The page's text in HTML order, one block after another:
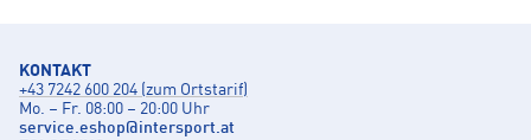
KONTAKT
+43 7242 600 204 (zum Ortstarif)
Mo. – Fr. 08:00 – 20:00 Uhr
service.eshop@intersport.at